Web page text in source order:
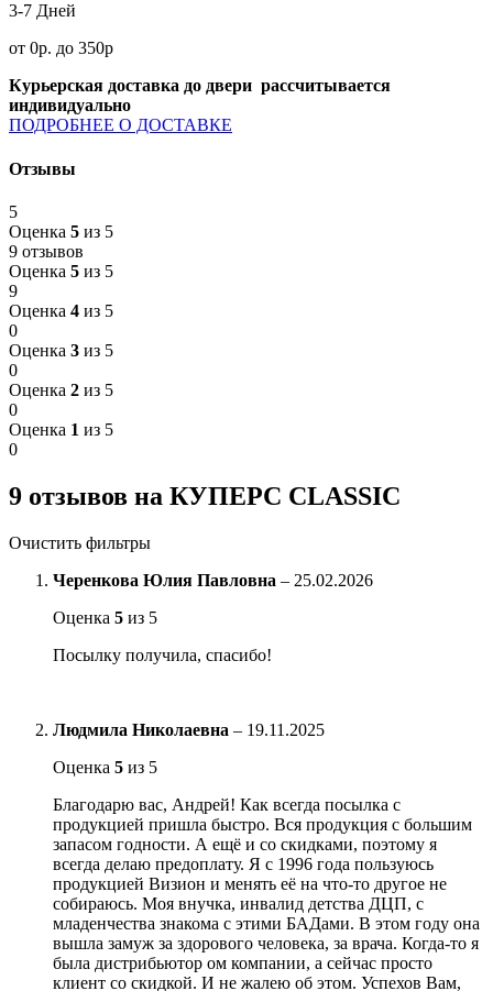
3-7 Дней
от 0р. до 350р
Курьерская доставка до двери рассчитывается
индивидуально
ПОДРОБНЕЕ О ДОСТАВКЕ
Отзывы
5
Оценка 5 из 5
9 отзывов
Оценка 5 из 5
9
Оценка 4 из 5
0
Оценка 3 из 5
0
Оценка 2 из 5
0
Оценка 1 из 5
0
9 отзывов на КУПЕРС CLASSIC
Очистить фильтры
Черенкова Юлия Павловна – 25.02.2026
Оценка 5 из 5
Посылку получила, спасибо!
Людмила Николаевна – 19.11.2025
Оценка 5 из 5
Благодарю вас, Андрей! Как всегда посылка с
продукцией пришла быстро. Вся продукция с большим
запасом годности. А ещё и со скидками, поэтому я
всегда делаю предоплату. Я с 1996 года пользуюсь
продукцией Визион и менять её на что-то другое не
собираюсь. Моя внучка, инвалид детства ДЦП, с
младенчества знакома с этими БАДами. В этом году она
вышла замуж за здорового человека, за врача. Когда-то я
была дистрибьютор ом компании, а сейчас просто
клиент со скидкой. И не жалею об этом. Успехов Вам,